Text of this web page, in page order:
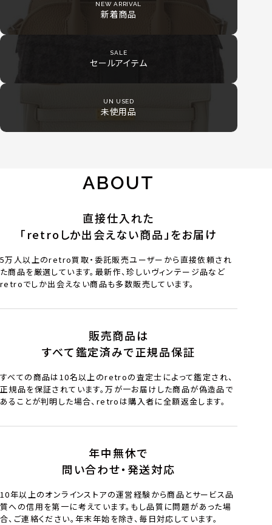
NEW ARRIVAL
新着商品
SALE
セールアイテム
UN USED
未使用品
ABOUT
直接仕入れた
「retroしか出会えない商品」をお届け
5万人以上のretro買取・委託販売ユーザーから直接依頼され
た商品を厳選しています。最新作、珍しいヴィンテージ品など
retroでしか出会えない商品も多数販売しています。
販売商品は
すべて鑑定済みで正規品保証
すべての商品は10名以上のretroの査定士によって鑑定され、
正規品を保証されています。万が一お届けした商品が偽造品で
あることが判明した場合、retroは購入者に全額返金します。
年中無休で
問い合わせ・発送対応
10年以上のオンラインストアの運営経験から商品とサービス品
質への信用を第一に考えています。もし品質に問題があった場
合、ご連絡ください。年末年始を除き、毎日対応しています。